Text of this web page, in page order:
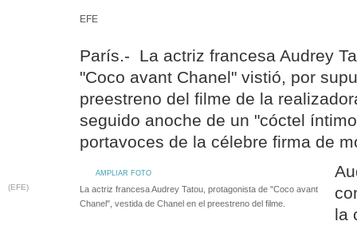
EFE
París.- La actriz francesa Audrey
"Coco avant Chanel" vistió, por
preestreno del filme de la
seguido anoche de un "cóctel
portavoces de la célebre firma de
AMPLIAR FOTO
(EFE)
La actriz francesa Audrey Tatou, protagonista de "Coco avant
Chanel", vestida de Chanel en el preestreno del filme.
la